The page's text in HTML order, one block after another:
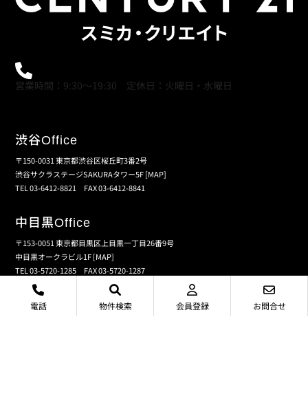
営業時間：9:30～19:30 定休日：火曜日・水曜日
渋谷Office
〒150-0031 東京都渋谷区桜丘町3番2号
渋谷サクラステージSAKURAタワー5F[MAP]
TEL 03-6412-8821 FAX 03-6412-8841
中目黒Office
〒153-0051 東京都目黒区上目黒一丁目26番9号
中目黒オークラビル1F[MAP]
TEL 03-5720-1285 FAX 03-5720-1287
電話 物件検索 会員登録 お問合せ